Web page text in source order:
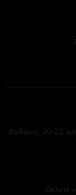
Δωδώνης 20-22,
Θέλετε